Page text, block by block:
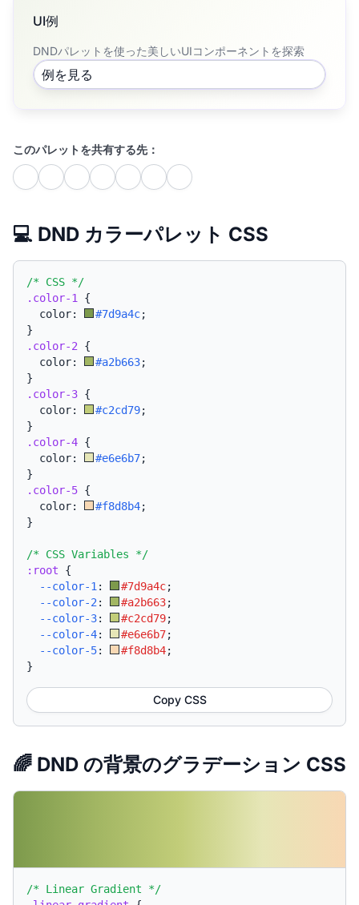
UI例
DNDパレットを使った美しいUIコンポーネントを探索
例を見る
このパレットを共有する先：
💻 DND カラーパレット CSS
/* CSS */
.color-1
{
  color:
#7d9a4c;
}
.color-2 {
  color:
#a2b663;
}
.color-3 {
  color:
#c2cd79;
}
.color-4 {
  color:
#e6e6b7;
}
.color-5 {
  color:
#f8d8b4;
}
/* CSS Variables */
:root {
--color-1 : #7d9a4c;
--color-2 : #a2b663;
--color-3: #c2cd79;
--color-4: #e6e6b7;
--color-5: #f8d8b4;
}
Copy CSS
🌈 DND の背景のグラデーション CSS
/* Linear Gradient */